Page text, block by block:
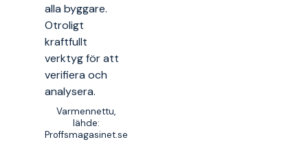
alla byggare.
Otroligt
kraftfullt
verktyg för att
verifiera och
analysera.
Varmennettu,
lähde:
Proffsmagasinet.se